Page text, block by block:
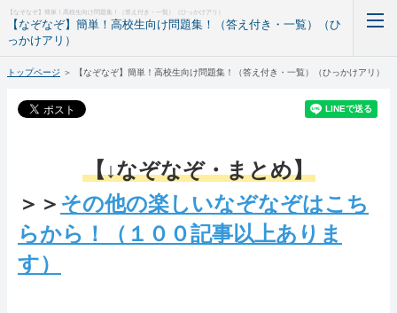
【なぞなぞ】簡単！高校生向け問題集！（答え付き・一覧）（ひっかけアリ）
【なぞなぞ】簡単！高校生向け問題集！（答え付き・一覧）（ひ
っかけアリ）
ホーム
RSS購読
トップページ ＞ 【なぞなぞ】簡単！高校生向け問題集！（答え付き・一覧）（ひっかけアリ）
【↓なぞなぞ・まとめ】
＞＞ その他の楽しいなぞなぞはこち
らから！（１００記事以上ありま
す）